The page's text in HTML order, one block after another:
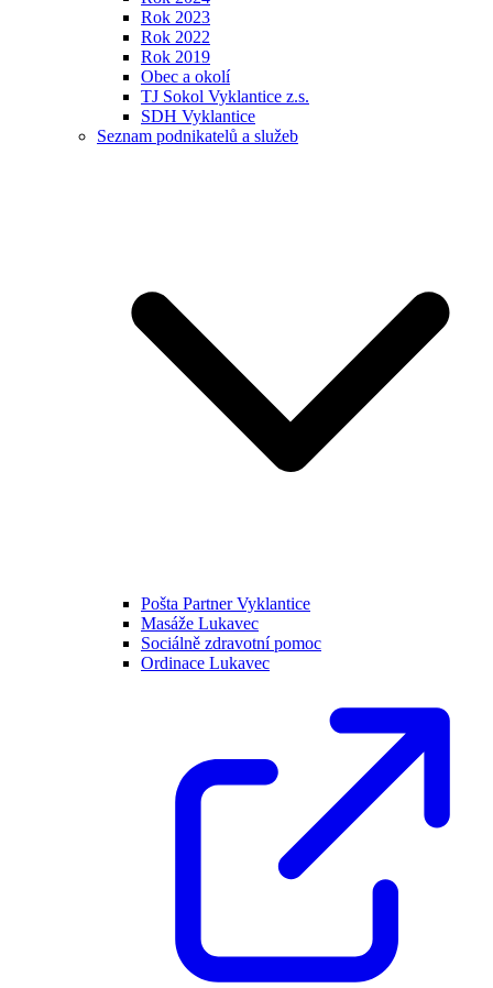
Rok 2023
Rok 2022
Rok 2019
Obec a okolí
TJ Sokol Vyklantice z.s.
SDH Vyklantice
Seznam podnikatelů a služeb
Pošta Partner Vyklantice
Masáže Lukavec
Sociálně zdravotní pomoc
Ordinace Lukavec